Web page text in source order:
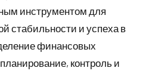
инструментом для
стабильности и успеха в
финансовых
контроль и